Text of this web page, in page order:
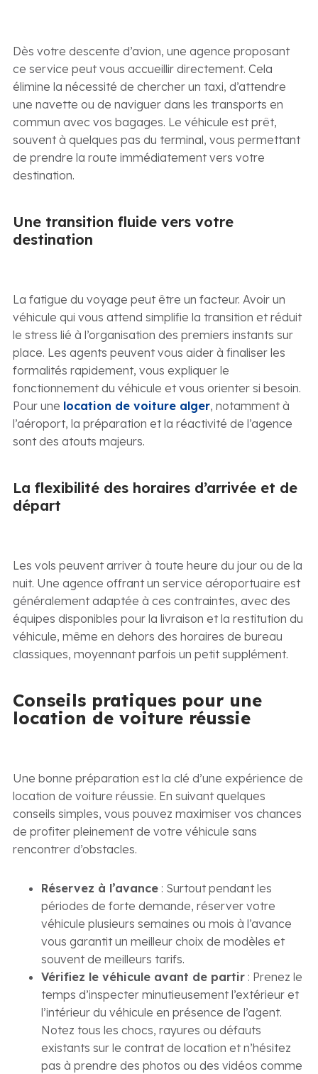
Dès votre descente d’avion, une agence proposant
ce service peut vous accueillir directement. Cela
élimine la nécessité de chercher un taxi, d’attendre
une navette ou de naviguer dans les transports en
commun avec vos bagages. Le véhicule est prêt,
souvent à quelques pas du terminal, vous permettant
de prendre la route immédiatement vers votre
destination.
Une transition fluide vers votre
destination
La fatigue du voyage peut être un facteur. Avoir un
véhicule qui vous attend simplifie la transition et réduit
le stress lié à l’organisation des premiers instants sur
place. Les agents peuvent vous aider à finaliser les
formalités rapidement, vous expliquer le
fonctionnement du véhicule et vous orienter si besoin.
Pour une location de voiture alger, notamment à
l’aéroport, la préparation et la réactivité de l’agence
sont des atouts majeurs.
La flexibilité des horaires d’arrivée et de
départ
Les vols peuvent arriver à toute heure du jour ou de la
nuit. Une agence offrant un service aéroportuaire est
généralement adaptée à ces contraintes, avec des
équipes disponibles pour la livraison et la restitution du
véhicule, même en dehors des horaires de bureau
classiques, moyennant parfois un petit supplément.
Conseils pratiques pour une
location de voiture réussie
Une bonne préparation est la clé d’une expérience de
location de voiture réussie. En suivant quelques
conseils simples, vous pouvez maximiser vos chances
de profiter pleinement de votre véhicule sans
rencontrer d’obstacles.
Réservez à l’avance: Surtout pendant les
périodes de forte demande, réserver votre
véhicule plusieurs semaines ou mois à l’avance
vous garantit un meilleur choix de modèles et
souvent de meilleurs tarifs.
Vérifiez le véhicule avant de partir: Prenez le
temps d’inspecter minutieusement l’extérieur et
l’intérieur du véhicule en présence de l’agent.
Notez tous les chocs, rayures ou défauts
existants sur le contrat de location et n’hésitez
pas à prendre des photos ou des vidéos comme